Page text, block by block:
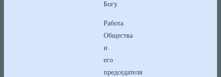
Богу.
Работа
Общества
и
его
председателя